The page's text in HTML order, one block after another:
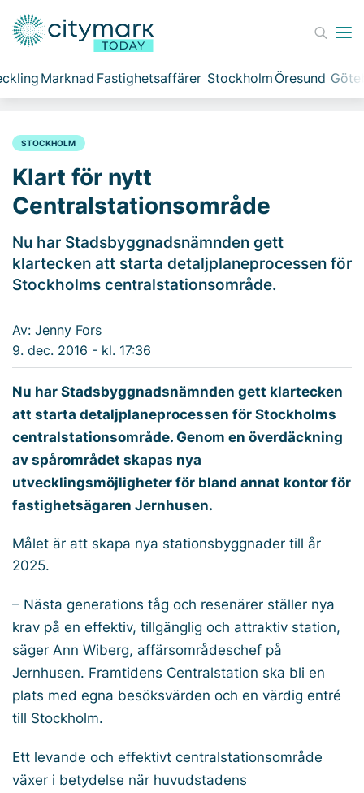
Marknad Fastighetsaffärer Stockholm Öresund
STOCKHOLM
Klart för nytt
Centralstationsområde
Nu har Stadsbyggnadsnämnden gett
klartecken att starta detaljplaneprocessen för
Stockholms centralstationsområde.
Av: Jenny Fors
9. dec. 2016 - kl. 17:36
Nu har Stadsbyggnadsnämnden gett klartecken
att starta detaljplaneprocessen för Stockholms
centralstationsområde. Genom en överdäckning
av spårområdet skapas nya
utvecklingsmöjligheter för bland annat kontor för
fastighetsägaren Jernhusen.
Målet är att skapa nya stationsbyggnader till år
2025.
– Nästa generations tåg och resenärer ställer nya
krav på en effektiv, tillgänglig och attraktiv station,
säger Ann Wiberg, affärsområdeschef på
Jernhusen. Framtidens Centralstation ska bli en
plats med egna besöksvärden och en värdig entré
till Stockholm.
Ett levande och effektivt centralstationsområde
växer i betydelse när huvudstadens